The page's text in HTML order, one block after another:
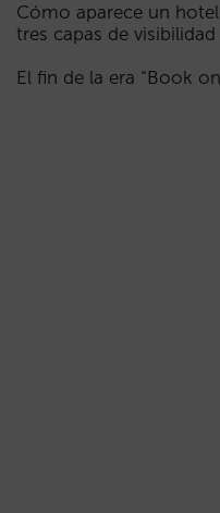
Cómo aparece un
tres capas de visibilidad
El fin de la era “Book